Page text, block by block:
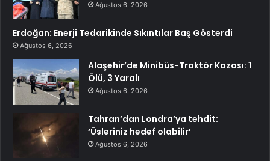
Ağustos 6, 2026
Erdoğan: Enerji Tedarikinde Sıkıntılar Baş Gösterdi
Ağustos 6, 2026
Alaşehir’de Minibüs-Traktör Kazası: 1
Ölü, 3 Yaralı
Ağustos 6, 2026
Tahran’dan Londra’ya tehdit:
‘Üsleriniz hedef olabilir’
Ağustos 6, 2026